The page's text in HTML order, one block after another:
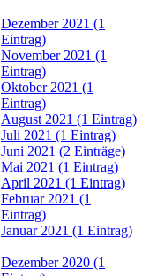
Dezember 2021 (1
Eintrag)
November 2021 (1
Eintrag)
Oktober 2021 (1
Eintrag)
August 2021 (1 Eintrag)
Juli 2021 (1 Eintrag)
Juni 2021 (2 Einträge)
Mai 2021 (1 Eintrag)
April 2021 (1 Eintrag)
Februar 2021 (1
Eintrag)
Januar 2021 (1 Eintrag)
Dezember 2020 (1